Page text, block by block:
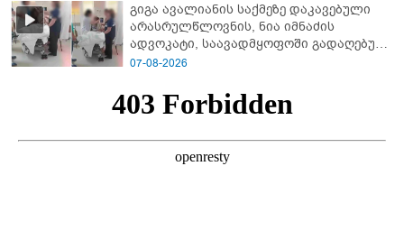
გიგა ავალიანის საქმეზე დაკავებული
არასრულწლოვნის, ნია იმნაძის
ადვოკატი, საავადმყოფოში გადაღებულ
კადრებს ავრცელებს
07-08-2026